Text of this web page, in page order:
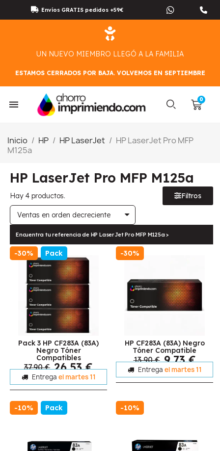
Envíos GRATIS pedidos +59€
UN NUEVO MIEMBRO LLEGÓ A LA FAMILIA
ESTAMOS CERRADOS POR BAJA. VOLVEMOS EN SEPTIEMBRE
Inicio HP HP LaserJet
HP LaserJet Pro MFP
M125a
HP LaserJet Pro MFP M125a
Hay 4 productos. Filtros
Encuentra tu referencia de HP LaserJet Pro MFP M125a >
-30% Pack
Pack 3 HP CF283A (83A)
Negro Tóner
Compatibles
37,90 € 26,53 €
Entrega el martes 11
-30%
HP CF283A (83A) Negro
Tóner Compatible
13,90 € 9,73 €
Entrega el martes 11
-10% Pack -10%